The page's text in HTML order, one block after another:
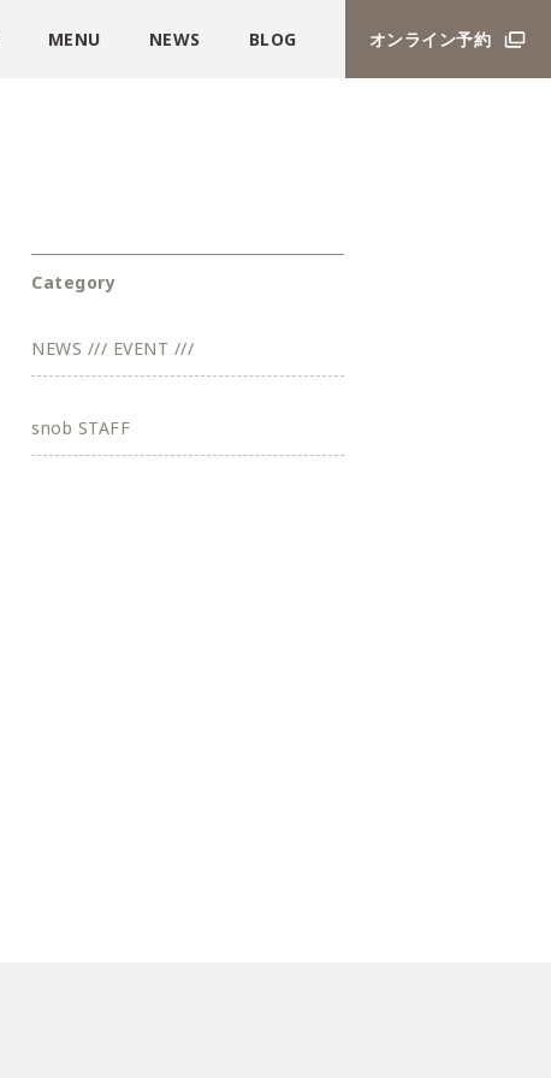
MENU NEWS BLOG オンライン予約
Category
NEWS /// EVENT ///
snob STAFF